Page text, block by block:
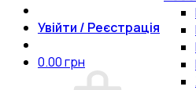
Увійти / Реєстрація
0.00грн